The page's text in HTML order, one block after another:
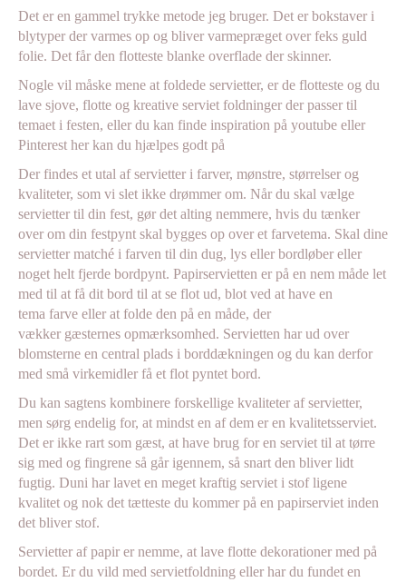
Det er en gammel trykke metode jeg bruger. Det er bokstaver i
blytyper der varmes op og bliver varmepræget over feks guld
folie. Det får den flotteste blanke overflade der skinner.
Nogle vil måske mene at foldede servietter, er de flotteste og du
lave sjove, flotte og kreative serviet foldninger der passer til
temaet i festen, eller du kan finde inspiration på youtube eller
Pinterest her kan du hjælpes godt på
Der findes et utal af servietter i farver, mønstre, størrelser og
kvaliteter, som vi slet ikke drømmer om. Når du skal vælge
servietter til din fest, gør det alting nemmere, hvis du tænker
over om din festpynt skal bygges op over et farvetema. Skal dine
servietter matché i farven til din dug, lys eller bordløber eller
noget helt fjerde bordpynt. Papirservietten er på en nem måde let
med til at få dit bord til at se flot ud, blot ved at have en
tema farve eller at folde den på en måde, der
vækker gæsternes opmærksomhed. Servietten har ud over
blomsterne en central plads i borddækningen og du kan derfor
med små virkemidler få et flot pyntet bord.
Du kan sagtens kombinere forskellige kvaliteter af servietter,
men sørg endelig for, at mindst en af dem er en kvalitetsserviet.
Det er ikke rart som gæst, at have brug for en serviet til at tørre
sig med og fingrene så går igennem, så snart den bliver lidt
fugtig. Duni har lavet en meget kraftig serviet i stof ligene
kvalitet og nok det tætteste du kommer på en papirserviet inden
det bliver stof.
Servietter af papir er nemme, at lave flotte dekorationer med på
bordet. Er du vild med servietfoldning eller har du fundet en